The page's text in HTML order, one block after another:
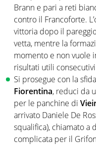
Brann e pari a reti
contro il Francoforte.
vittoria dopo il
vetta, mentre la
momento e non vuole
risultati utili
Si prosegue con la
Fiorentina, reduci da
per le panchine di
arrivato Daniele De
squalifica), chiamato a
complicata per il